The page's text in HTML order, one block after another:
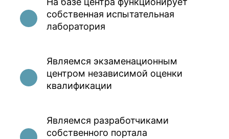
собственная испытательная
лаборатория
Являемся экзаменационным
центром независимой оценки
квалификации
Являемся разработчиками
собственного портала